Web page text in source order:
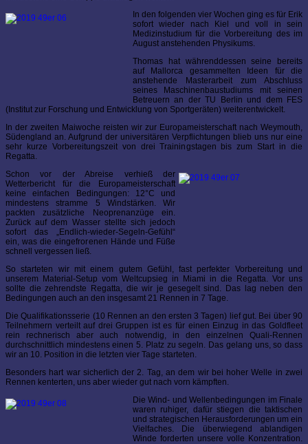
In den folgenden vier Wochen ging es für Erik
sofort wieder nach Kiel und voll in sein
Medizinstudium für die Vorbereitung des im
August anstehenden Physikums.
Thomas hat währenddessen seine bereits
auf Mallorca gesammelten Ideen für die
anstehende Masterarbeit zum Abschluss
seines Maschinenbaustudiums mit seinen
Betreuern an der TU Berlin und dem FES
(Institut zur Forschung und Entwicklung von Sportgeräten) weiterentwickelt.
In der zweiten Maiwoche reisten wir zur Europameisterschaft nach Weymouth,
Südengland an. Aufgrund der universitären Verpflichtungen blieb uns nur eine
sehr kurze Vorbereitungszeit von drei Trainingstagen bis zum Start in die
Regatta.
Schon vor der Abreise verhieß der
Wetterbericht für die Europameisterschaft
keine einfachen Bedingungen: 12°C und
mindestens stramme 5 Windstärken. Wir
packten zusätzliche Neoprenanzüge ein.
Zurück auf dem Wasser stellte sich jedoch
sofort das „Endlich-wieder-Segeln-Gefühl“
ein, was die eingefrorenen Hände und Füße
schnell vergessen ließ.
So starteten wir mit einem gutem Gefühl, fast perfekter Vorbereitung und
unserem Material-Setup vom Weltcupsieg in Miami in die Regatta. Vor uns
sollte die zehrendste Regatta, die wir je gesegelt sind. Das lag neben den
Bedingungen auch an den insgesamt 21 Rennen in 7 Tage.
Die Qualifikationsserie (10 Rennen an den ersten 3 Tagen) lief gut. Bei über 90
Teilnehmern verteilt auf drei Gruppen ist es für einen Einzug in das Goldfleet
rein rechnerisch aber auch notwendig, in den einzelnen Quali-Rennen
durchschnittlich mindestens einen 5. Platz zu segeln. Das gelang uns, so dass
wir an 10. Position in die letzten vier Tage starteten.
Besonders hart war sicherlich der 2. Tag, an dem wir bei hoher Welle in zwei
Rennen kenterten, uns aber wieder gut nach vorn kämpften.
Die Wind- und Wellenbedingungen im Finale
waren ruhiger, dafür stiegen die taktischen
und strategischen Herausforderungen um ein
Vielfaches. Die überwiegend ablandigen
Winde forderten unsere volle Konzentration.